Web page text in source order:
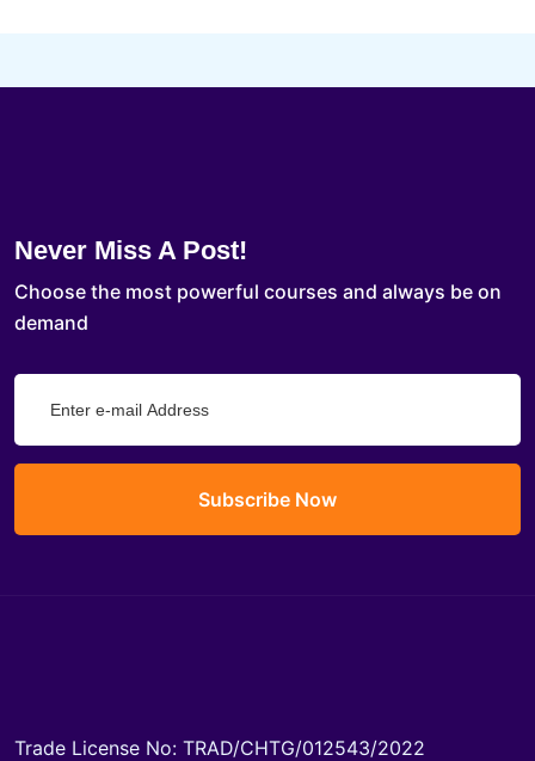
Never Miss A Post!
Choose the most powerful courses and always be on
demand
Subscribe Now
Trade License No: TRAD/CHTG/012543/2022